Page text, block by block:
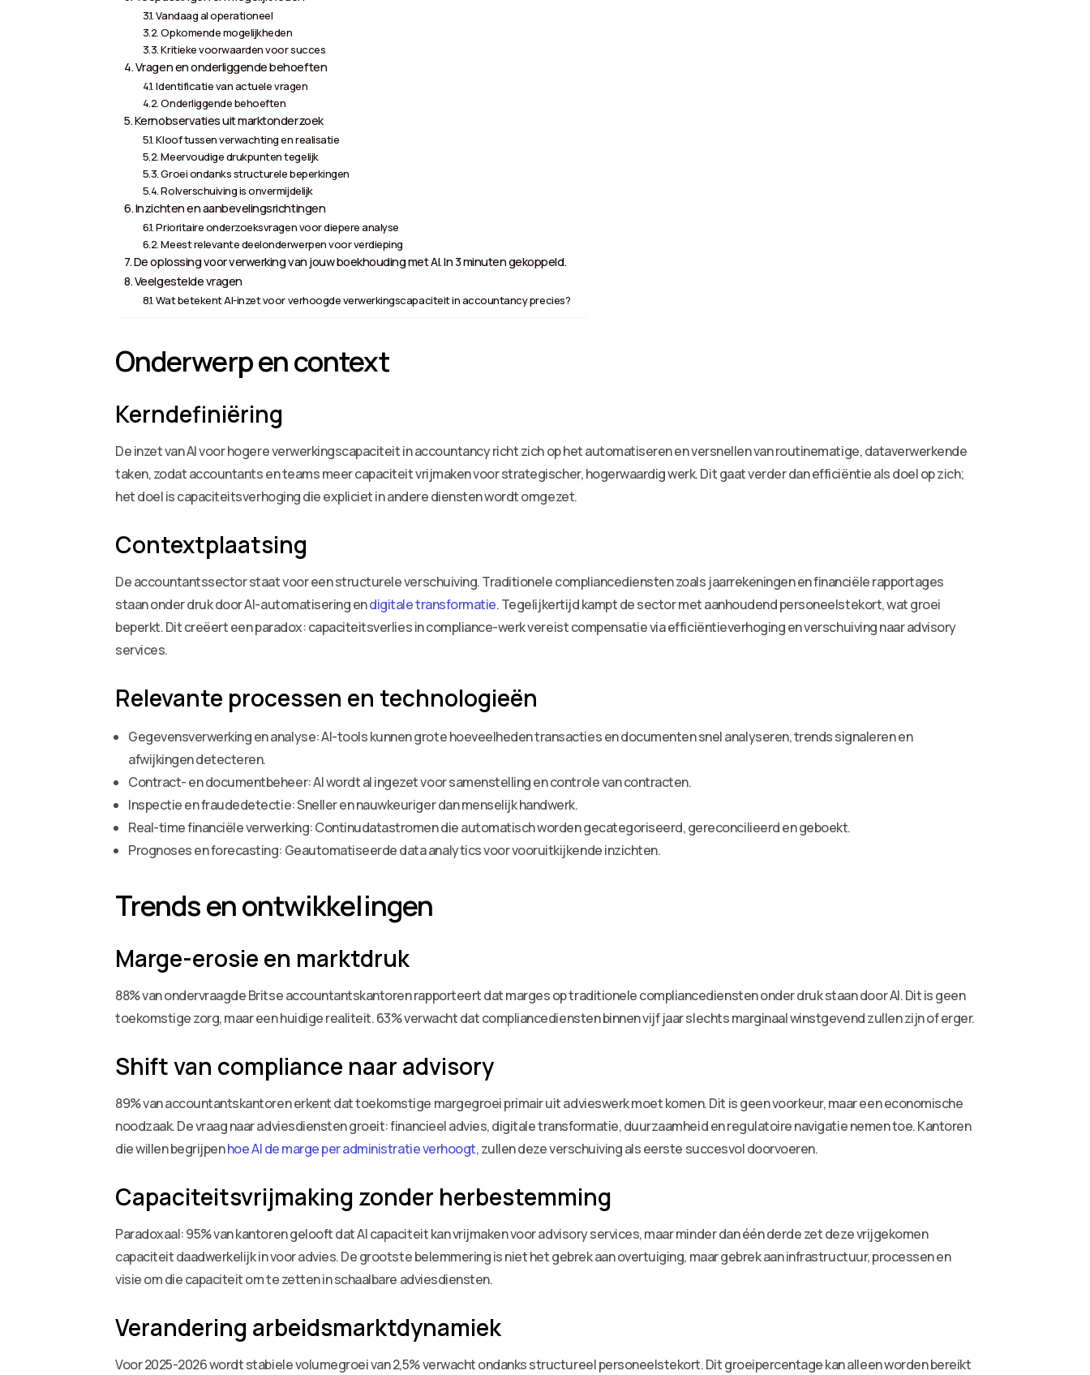
Vandaag al operationeel
Opkomende mogelijkheden
Kritieke voorwaarden voor succes
Vragen en onderliggende behoeften
Identificatie van actuele vragen
Onderliggende behoeften
Kernobservaties uit marktonderzoek
Kloof tussen verwachting en realisatie
Meervoudige drukpunten tegelijk
Groei ondanks structurele beperkingen
Rolverschuiving is onvermijdelijk
Inzichten en aanbevelingsrichtingen
Prioritaire onderzoeksvragen voor diepere analyse
Meest relevante deelonderwerpen voor verdieping
De oplossing voor verwerking van jouw boekhouding met AI. In 3 minuten gekoppeld.
Veelgestelde vragen
Wat betekent AI-inzet voor verhoogde verwerkingscapaciteit in accountancy precies?
Onderwerp en context
Kerndefiniëring
De inzet van AI voor hogere verwerkingscapaciteit in accountancy richt zich op het automatiseren en versnellen van routinematige, dataverwerkende
taken, zodat accountants en teams meer capaciteit vrijmaken voor strategischer, hogerwaardig werk. Dit gaat verder dan efficiëntie als doel op zich;
het doel is capaciteitsverhoging die expliciet in andere diensten wordt omgezet.
Contextplaatsing
De accountantssector staat voor een structurele verschuiving. Traditionele compliancediensten zoals jaarrekeningen en financiële rapportages
staan onder druk door AI-automatisering endigitale transformatie. Tegelijkertijd kampt de sector met aanhoudend personeelstekort, wat groei
beperkt. Dit creëert een paradox: capaciteitsverlies in compliance-werk vereist compensatie via efficiëntieverhoging en verschuiving naar advisory
services.
Relevante processen en technologieën
Gegevensverwerking en analyse: AI-tools kunnen grote hoeveelheden transacties en documenten snel analyseren, trends signaleren en
afwijkingen detecteren.
Contract- en documentbeheer: AI wordt al ingezet voor samenstelling en controle van contracten.
Inspectie en fraudedetectie: Sneller en nauwkeuriger dan menselijk handwerk.
Real-time financiële verwerking: Continudatastromen die automatisch worden gecategoriseerd, gereconcilieerd en geboekt.
Prognoses en forecasting: Geautomatiseerde data analytics voor vooruitkijkende inzichten.
Trends en ontwikkelingen
Marge-erosie en marktdruk
88% van ondervraagde Britse accountantskantoren rapporteert dat marges op traditionele compliancediensten onder druk staan door AI. Dit is geen
toekomstige zorg, maar een huidige realiteit. 63% verwacht dat compliancediensten binnen vijf jaar slechts marginaal winstgevend zullen zijn of erger.
Shift van compliance naar advisory
89% van accountantskantoren erkent dat toekomstige margegroei primair uit advieswerk moet komen. Dit is geen voorkeur, maar een economische
noodzaak. De vraag naar adviesdiensten groeit: financieel advies, digitale transformatie, duurzaamheid en regulatoire navigatie nemen toe. Kantoren
die willen begrijpenhoe AI de marge per administratie verhoogt, zullen deze verschuiving als eerste succesvol doorvoeren.
Capaciteitsvrijmaking zonder herbestemming
Paradoxaal: 95% van kantoren gelooft dat AI capaciteit kan vrijmaken voor advisory services, maar minder dan één derde zet deze vrijgekomen
capaciteit daadwerkelijk in voor advies. De grootste belemmering is niet het gebrek aan overtuiging, maar gebrek aan infrastructuur, processen en
visie om die capaciteit om te zetten in schaalbare adviesdiensten.
Verandering arbeidsmarktdynamiek
Voor 2025-2026 wordt stabiele volumegroei van 2,5% verwacht ondanks structureel personeelstekort. Dit groeipercentage kan alleen worden bereikt